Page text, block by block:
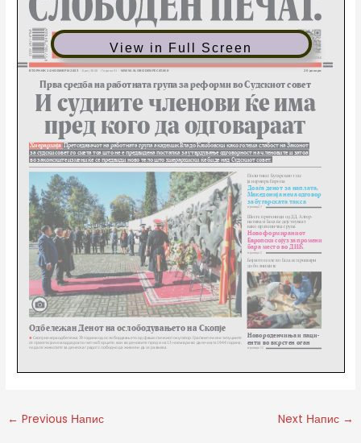
View in Full Screen
← Previous Напис Next Напис →